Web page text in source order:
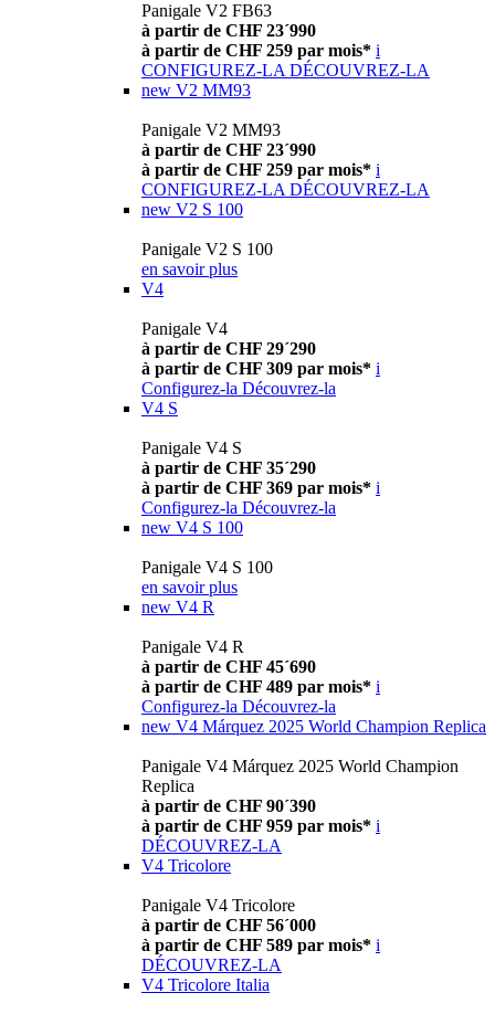
Panigale V2 FB63
à partir de CHF 23´990
à partir de CHF 259 par mois* i
CONFIGUREZ-LA DÉCOUVREZ-LA
new V2 MM93
Panigale V2 MM93
à partir de CHF 23´990
à partir de CHF 259 par mois* i
CONFIGUREZ-LA DÉCOUVREZ-LA
new V2 S 100
Panigale V2 S 100
en savoir plus
V4
Panigale V4
à partir de CHF 29´290
à partir de CHF 309 par mois* i
Configurez-la Découvrez-la
V4 S
Panigale V4 S
à partir de CHF 35´290
à partir de CHF 369 par mois* i
Configurez-la Découvrez-la
new V4 S 100
Panigale V4 S 100
en savoir plus
new V4 R
Panigale V4 R
à partir de CHF 45´690
à partir de CHF 489 par mois* i
Configurez-la Découvrez-la
new V4 Márquez 2025 World Champion Replica
Panigale V4 Márquez 2025 World Champion
Replica
à partir de CHF 90´390
à partir de CHF 959 par mois* i
DÉCOUVREZ-LA
V4 Tricolore
Panigale V4 Tricolore
à partir de CHF 56´000
à partir de CHF 589 par mois* i
DÉCOUVREZ-LA
V4 Tricolore Italia